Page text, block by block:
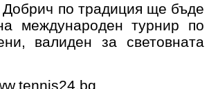
по традиция ще бъде
международен турнир по
валиден за световната